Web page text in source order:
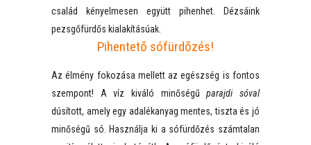
család kényelmesen együtt pihenhet. Dézsáink
pezsgőfürdős kialakításúak.
Pihentető sófürdőzés!
Az élmény fokozása mellett az egészség is fontos
szempont! A víz kiváló minőségűparajdi sóval
dúsított, amely egy adalékanyag mentes, tiszta és jó
minőségű só. Használja ki a sófürdőzés számtalan